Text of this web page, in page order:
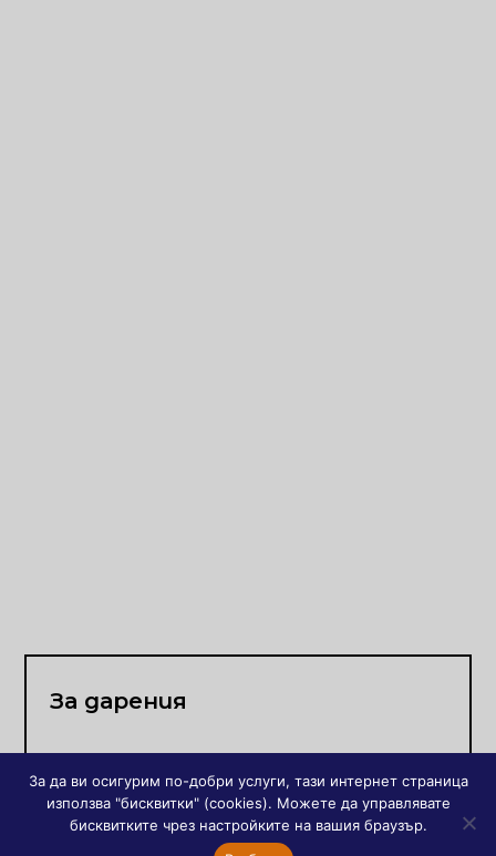
За дарения
потвърждаване на нашето присъствие в Църквата, нашата
воля и съпричастност да поемем част от общите разноски на
общността ни. Издаваме данъчен формуляр, за дарени
За да ви осигурим по-добри услуги, тази интернет страница
използва "бисквитки" (cookies). Можете да управлявате
бисквитките чрез настройките на вашия браузър.